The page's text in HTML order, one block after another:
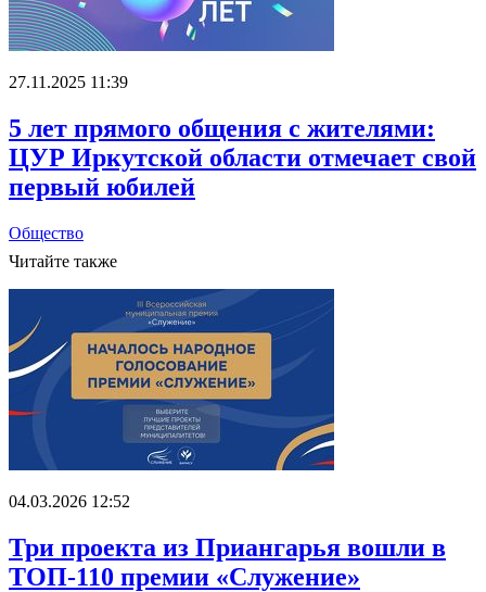
27.11.2025 11:39
5 лет прямого общения с жителями:
ЦУР Иркутской области отмечает свой
первый юбилей
Общество
Читайте также
04.03.2026 12:52
Три проекта из Приангарья вошли в
ТОП-110 премии «Служение»